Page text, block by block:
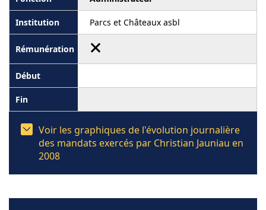
Parcs et Châteaux asbl
Voir les graphiques de l'évolution journalière
des mandats exercés par Christian Jauniau en
2008